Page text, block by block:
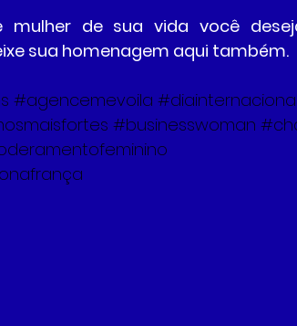
mulher de sua vida você
sua homenagem aqui também.
#agencemevoila
#businesswoman